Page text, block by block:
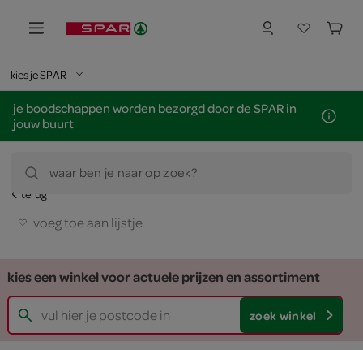
kies je SPAR
je boodschappen worden bezorgd door de SPAR in
jouw buurt
waar ben je naar op zoek?
terug
voeg toe aan lijstje
kies een winkel voor actuele prijzen en assortiment
zoek winkel